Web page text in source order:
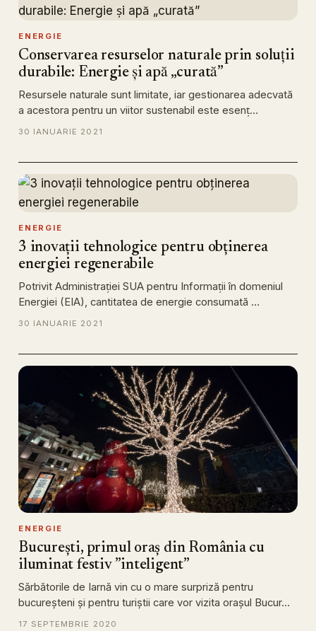
ENERGIE
Conservarea resurselor naturale prin soluții
durabile: Energie și apă „curată”
Resursele naturale sunt limitate, iar gestionarea adecvată
a acestora pentru un viitor sustenabil este esenț…
30 IANUARIE 2021
ENERGIE
3 inovații tehnologice pentru obținerea
energiei regenerabile
Potrivit Administrației SUA pentru Informații în domeniul
Energiei (EIA), cantitatea de energie consumată …
30 IANUARIE 2021
ENERGIE
București, primul oraș din România cu
iluminat festiv ”inteligent”
Sărbătorile de Iarnă vin cu o mare surpriză pentru
bucureșteni și pentru turiștii care vor vizita orașul Bucur…
17 SEPTEMBRIE 2020